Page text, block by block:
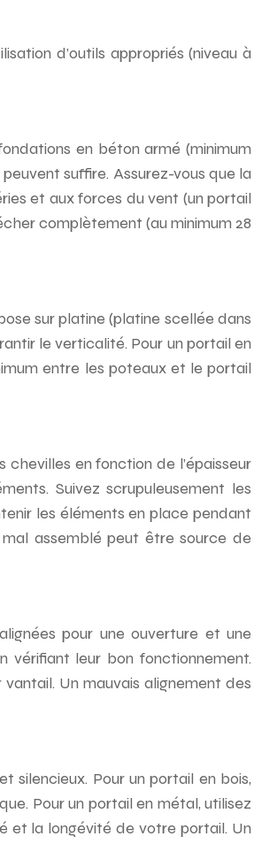
d’outils appropriés (niveau à
en béton armé (minimum
suffire. Assurez-vous que la
et aux forces du vent (un portail
complètement (au minimum 28
sur platine (platine scellée dans
le verticalité. Pour un portail en
entre les poteaux et le portail
en fonction de l’épaisseur
Suivez scrupuleusement les
les éléments en place pendant
assemblé peut être source de
pour une ouverture et une
vérifiant leur bon fonctionnement.
Un mauvais alignement des
silencieux. Pour un portail en bois,
Pour un portail en métal, utilisez
et la longévité de votre portail. Un